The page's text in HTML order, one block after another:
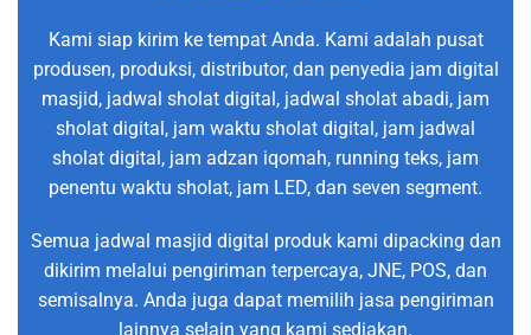
Kami siap kirim ke tempat Anda. Kami adalah pusat
produsen, produksi, distributor, dan penyedia jam digital
masjid, jadwal sholat digital, jadwal sholat abadi, jam
sholat digital, jam waktu sholat digital, jam jadwal
sholat digital, jam adzan iqomah, running teks, jam
penentu waktu sholat, jam LED, dan seven segment.
Semua jadwal masjid digital produk kami dipacking dan
dikirim melalui pengiriman terpercaya, JNE, POS, dan
semisalnya. Anda juga dapat memilih jasa pengiriman
lainnya selain yang kami sediakan.